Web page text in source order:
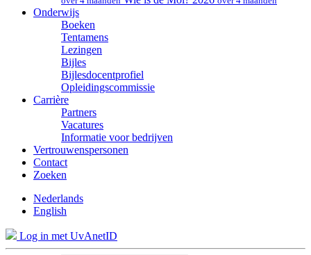
Onderwijs
Boeken
Tentamens
Lezingen
Bijles
Bijlesdocentprofiel
Opleidingscommissie
Carrière
Partners
Vacatures
Informatie voor bedrijven
Vertrouwenspersonen
Contact
Zoeken
Nederlands
English
Log in met UvAnetID